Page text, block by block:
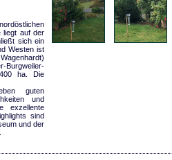
liegt auf der
sich ein
Westen ist
Burgweiler-
ha. Die
guten
und
exzellente
sind
und der